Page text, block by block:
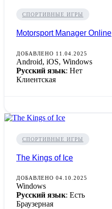
СПОРТИВНЫЕ ИГРЫ
Motorsport Manager Online
ДОБАВЛЕНО 11.04.2025
Android, iOS, Windows
Русский язык: Нет
Клиентская
СПОРТИВНЫЕ ИГРЫ
The Kings of Ice
ДОБАВЛЕНО 04.10.2025
Windows
Русский язык: Есть
Браузерная